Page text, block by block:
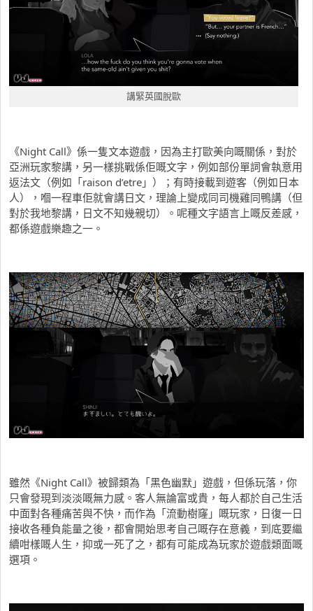
講緊英國脫歐
《Night Call》係一隻文本遊戲，因為主打歐美向嘅關係，對於
亞洲玩家黎講，另一樣挑戰係佢嘅文字，例如部份單詞會執意用
返法文（例如「raison d’etre」）；有時接載到遊客（例如日本
人），嗰一程車佢就會講日文，理論上變成同司機雞同鴨講（但
對於我地黎講，日文不知幾親切）。呢種文字語言上嘅反差感，
都係遊戲樂趣之一。
雖然《Night Call》被歸類為「黑色幽默」遊戲，但係玩落，你
只會發現到淡淡嘅無力感。客人無論富或貴，每人都於自己生活
中面對各種痛苦與不快，而作為「流動樹窿」嘅玩家，日復一日
接收各種負能量之後，都會開始思考自己嘅存在意義，到底要繼
續咁樣嘅人生，抑或一死了之，都有可能成為玩家於遊戲類面嘅
選項。